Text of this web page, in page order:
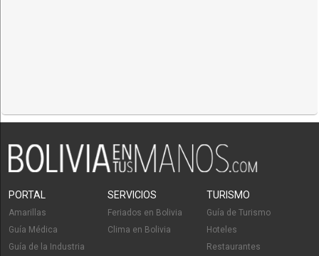
PORTAL
Amarillas
Guía Médica
Guía de la Industria
SERVICIOS
Feriados en Bolivia
Clima en Bolivia
TURISMO
Guía de Turismo
Hoteles
Restaurantes